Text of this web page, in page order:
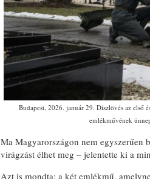
Budapest, 2026. január 29. Díszlövés az első
emlékművének
Ma Magyarországon nem egyszerűen
virágzást élhet meg – jelentette ki a
Azt is mondta: a két emlékmű,